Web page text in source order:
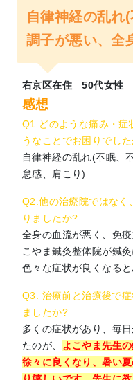
自律神経の乱れ
調子が悪い、全
右京区在住 50代女性
感想
Q1.どのような痛み・症
うなことでお困りでし
自律神経の乱れ(不眠、
怠感、肩こり)
Q2.他の治療院ではなく
りましたか?
全身の血流が悪く、免
こやま鍼灸整体院が鍼
色々な症状が良くなると
Q3. 治療前と治療後で
ましたか?
多くの症状があり、毎
たのが、
よこやま先生
徐々に良くなり、暑い